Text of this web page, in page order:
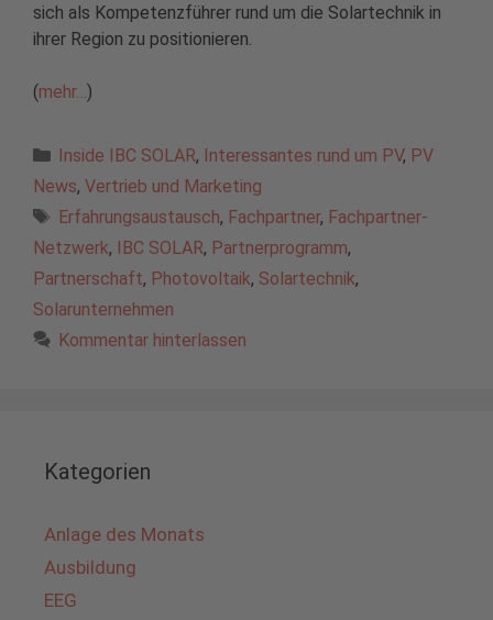
sich als Kompetenzführer rund um die Solartechnik in
ihrer Region zu positionieren.
(mehr… )
Kategorien
Inside IBC SOLAR, Interessantes rund um PV, PV
News, Vertrieb und Marketing
Schlagwörter
Erfahrungsaustausch, Fachpartner, Fachpartner-
Netzwerk, IBC SOLAR, Partnerprogramm,
Partnerschaft, Photovoltaik, Solartechnik,
Solarunternehmen
Kommentar hinterlassen
Kategorien
Anlage des Monats
Ausbildung
EEG